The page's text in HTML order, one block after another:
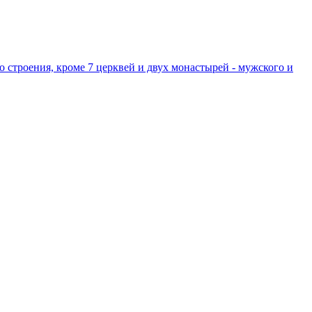
кроме 7 церквей и двух монастырей - мужского и